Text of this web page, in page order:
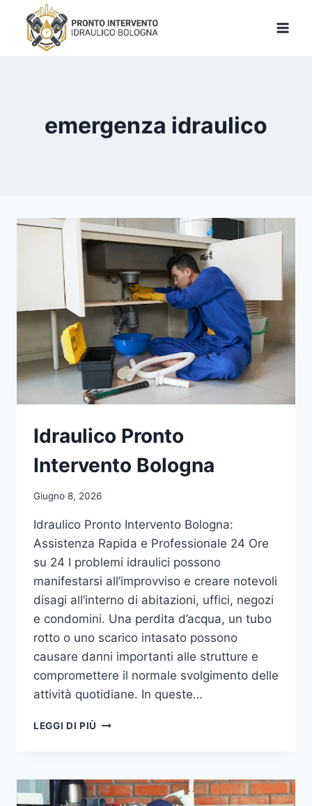
contenuto
emergenza idraulico
Idraulico Pronto
Intervento Bologna
Giugno 8, 2026
Idraulico Pronto Intervento Bologna:
Assistenza Rapida e Professionale 24 Ore
su 24 I problemi idraulici possono
manifestarsi all’improvviso e creare notevoli
disagi all’interno di abitazioni, uffici, negozi
e condomini. Una perdita d’acqua, un tubo
rotto o uno scarico intasato possono
causare danni importanti alle strutture e
compromettere il normale svolgimento delle
attività quotidiane. In queste…
LEGGI DI PIÙ IDRAULICO